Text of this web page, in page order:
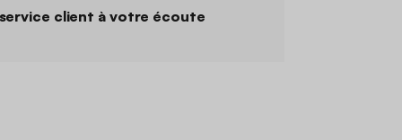
client à votre écoute